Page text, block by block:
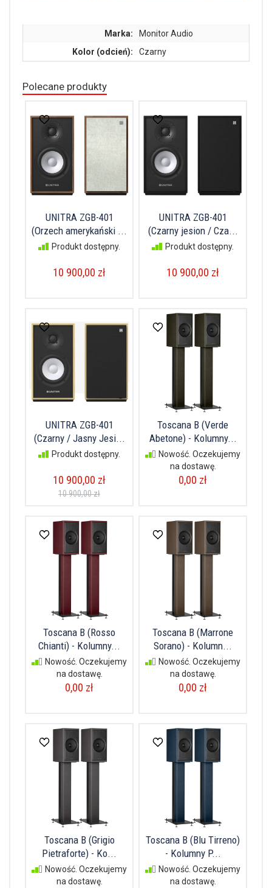
Marka:
Monitor Audio
Kolor (odcień):
Czarny
Polecane produkty
UNITRA ZGB-401
(Orzech amerykański ...
Produkt dostępny.
10 900,00 zł
UNITRA ZGB-401
(Czarny jesion / Cza...
Produkt dostępny.
10 900,00 zł
UNITRA ZGB-401
(Czarny / Jasny Jesi...
Produkt dostępny.
10 900,00 zł
10 900,00 zł
Toscana B (Verde
Abetone) - Kolumny...
Nowość. Oczekujemy
na dostawę.
0,00 zł
Toscana B (Rosso
Chianti) - Kolumny...
Nowość. Oczekujemy
na dostawę.
0,00 zł
Toscana B (Marrone
Sorano) - Kolumn...
Nowość. Oczekujemy
na dostawę.
0,00 zł
Toscana B (Grigio
Pietraforte) - Ko...
Nowość. Oczekujemy
na dostawę.
Toscana B (Blu Tirreno)
- Kolumny P...
Nowość. Oczekujemy
na dostawę.